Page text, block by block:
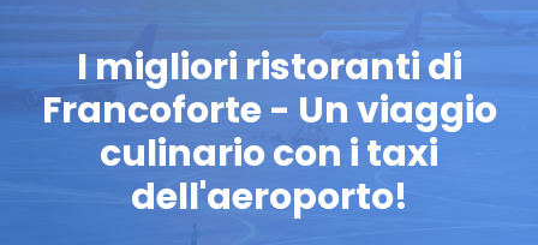
I migliori ristoranti di
Francoforte - Un viaggio
culinario con i taxi
dell'aeroporto!